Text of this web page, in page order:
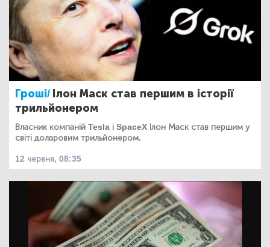
Гроші/ Ілон Маск став першим в історії
трильйонером
Власник компаній Tesla і SpaceX Ілон Маск став першим у
світі доларовим трильйонером.
12 червня, 08:35